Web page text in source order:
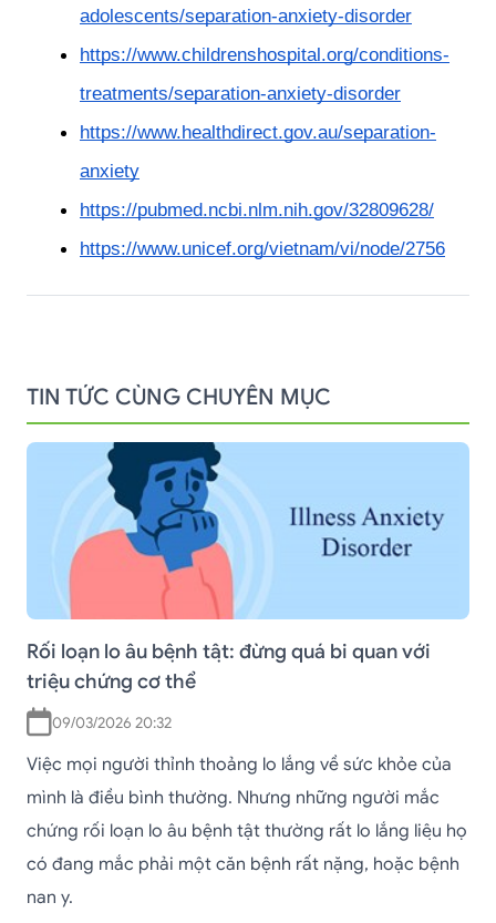
adolescents/separation-anxiety-disorder
https://www.childrenshospital.org/conditions-
treatments/separation-anxiety-disorder
https://www.healthdirect.gov.au/separation-
anxiety
https://pubmed.ncbi.nlm.nih.gov/32809628/
https://www.unicef.org/vietnam/vi/node/2756
TIN TỨC CÙNG CHUYÊN MỤC
Rối loạn lo âu bệnh tật: đừng quá bi quan với
triệu chứng cơ thể
09/03/2026 20:32
Việc mọi người thỉnh thoảng lo lắng về sức khỏe của
mình là điều bình thường. Nhưng những người mắc
chứng rối loạn lo âu bệnh tật thường rất lo lắng liệu họ
có đang mắc phải một căn bệnh rất nặng, hoặc bệnh
nan y.